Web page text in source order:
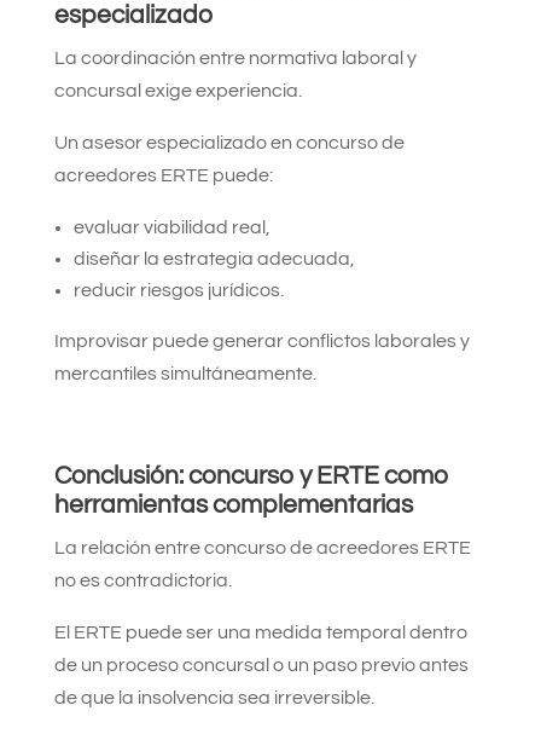
especializado
La coordinación entre normativa laboral y
concursal exige experiencia.
Un asesor especializado en concurso de
acreedores ERTE puede:
evaluar viabilidad real,
diseñar la estrategia adecuada,
reducir riesgos jurídicos.
Improvisar puede generar conflictos laborales y
mercantiles simultáneamente.
Conclusión: concurso y ERTE como
herramientas complementarias
La relación entre concurso de acreedores ERTE
no es contradictoria.
El ERTE puede ser una medida temporal dentro
de un proceso concursal o un paso previo antes
de que la insolvencia sea irreversible.